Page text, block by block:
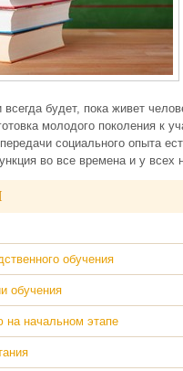
будет, пока живет
молодого поколения к
социального опыта
во все времена и у всех
обучения
обучения
на начальном этапе